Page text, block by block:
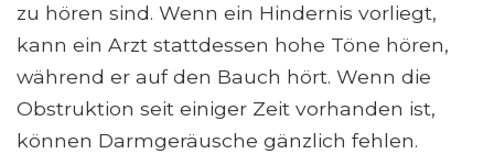
zu hören sind. Wenn ein Hindernis vorliegt,
kann ein Arzt stattdessen hohe Töne hören,
während er auf den Bauch hört. Wenn die
Obstruktion seit einiger Zeit vorhanden ist,
können Darmgeräusche gänzlich fehlen.